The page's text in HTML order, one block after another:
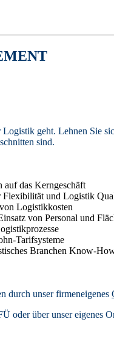
geht. Lehnen Sie
sind.
auf das Kerngeschäft
Flexibilität und Logistik
Logistikkosten
von Personal und
Tarifsysteme
Branchen
durch unser firmeneigenes
oder über unser eigenes